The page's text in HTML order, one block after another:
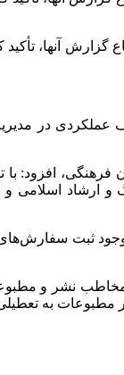
آنها، تأکید
در
افزود: با
ارشاد اسلامی
ثبت سفارش‌های
نشر و
مطبوعات به تعطیلی